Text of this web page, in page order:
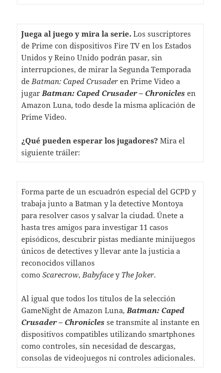
Juega al juego y mira la serie.Los suscriptores
de Prime con dispositivos Fire TV en los Estados
Unidos y Reino Unido podrán pasar, sin
interrupciones, de mirar la Segunda Temporada
de Batman: Caped Crusaderen Prime Video a
jugar Batman: Caped Crusader – Chroniclesen
Amazon Luna, todo desde la misma aplicación de
Prime Video.
¿Qué pueden esperar los jugadores?Mira el
siguiente tráiler:
Forma parte de un escuadrón especial del GCPD y
trabaja junto a Batman y la detective Montoya
para resolver casos y salvar la ciudad. Únete a
hasta tres amigos para investigar 11 casos
episódicos, descubrir pistas mediante minijuegos
únicos de detectives y llevar ante la justicia a
reconocidos villanos
como Scarecrow, Babyfacey The Joker.
Al igual que todos los títulos de la selección
GameNight de Amazon Luna, Batman: Caped
Crusader – Chroniclesse transmite al instante en
dispositivos compatibles utilizando smartphones
como controles, sin necesidad de descargas,
consolas de videojuegos ni controles adicionales.